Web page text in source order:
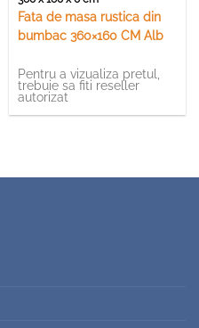
Fata de masa rustica din
bumbac 360×160 CM Alb
Pentru a vizualiza pretul,
trebuie sa fiti reseller
autorizat